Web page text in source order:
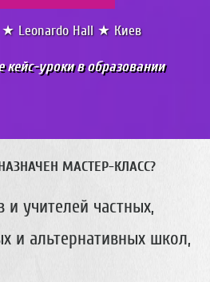
★ Leonardo Hall★ Киев
кейс-уроки в образовании
МАСТЕР-КЛАСС?
и учителей частных,
и альтернативных школ,